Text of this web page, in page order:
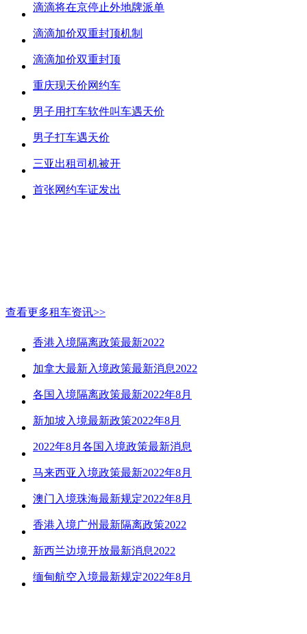
滴滴将在京停止外地牌派单
滴滴加价双重封顶机制
滴滴加价双重封顶
重庆现天价网约车
男子用打车软件叫车遇天价
男子打车遇天价
三亚出租司机被开
首张网约车证发出
查看更多租车资讯>>
香港入境隔离政策最新2022
加拿大最新入境政策最新消息2022
各国入境隔离政策最新2022年8月
新加坡入境最新政策2022年8月
2022年8月各国入境政策最新消息
马来西亚入境政策最新2022年8月
澳门入境珠海最新规定2022年8月
香港入境广州最新隔离政策2022
新西兰边境开放最新消息2022
缅甸航空入境最新规定2022年8月